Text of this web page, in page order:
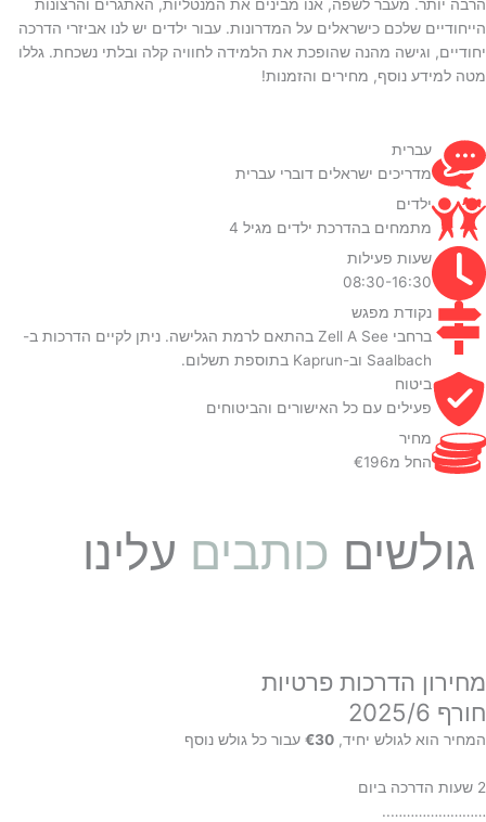
הרבה יותר. מעבר לשפה, אנו מבינים את המנטליות, האתגרים והרצונות
הייחודיים שלכם כישראלים על המדרונות. עבור ילדים יש לנו אביזרי הדרכה
יחודיים, וגישה מהנה שהופכת את הלמידה לחוויה קלה ובלתי נשכחת. גללו
מטה למידע נוסף, מחירים והזמנות!
עברית
מדריכים ישראלים דוברי עברית
ילדים
מתמחים בהדרכת ילדים מגיל 4
שעות פעילות
08:30-16:30
נקודת מפגש
ברחבי Zell A See בהתאם לרמת הגלישה. ניתן לקיים הדרכות ב-
Saalbach וב-Kaprun בתוספת תשלום.
ביטוח
פעילים עם כל האישורים והביטוחים
מחיר
החל מ€196
גולשים כותבים עלינו
מחירון הדרכות פרטיות
חורף 2025/6
המחיר הוא לגולש יחיד, €30 עבור כל גולש נוסף
2 שעות הדרכה ביום
……………………..